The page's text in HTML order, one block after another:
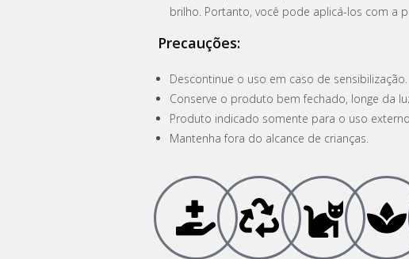
brilho. Portanto, você pode aplicá-los com a
Precauções:
Descontinue o uso em caso de sensibilização.
Conserve o produto bem fechado, longe da
Produto indicado somente para o uso
Mantenha fora do alcance de crianças.